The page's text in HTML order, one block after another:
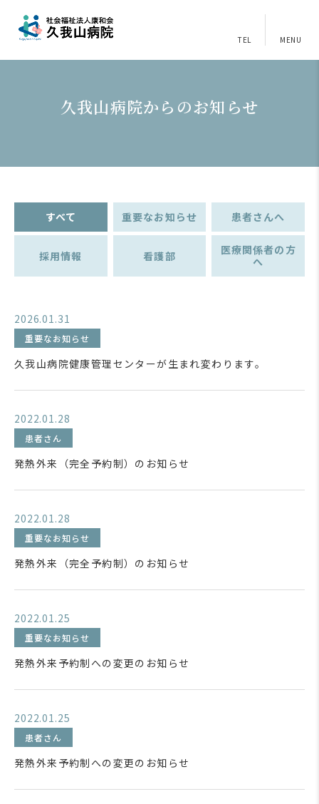
TEL MENU
久我山病院からのお知らせ
すべて 重要なお知らせ 患者さんへ
採用情報 看護部
医療関係者の方
へ
2026.01.31
重要なお知らせ
久我山病院健康管理センターが生まれ変わります。
2022.01.28
患者さん
発熱外来（完全予約制）のお知らせ
2022.01.28
重要なお知らせ
発熱外来（完全予約制）のお知らせ
2022.01.25
重要なお知らせ
発熱外来予約制への変更のお知らせ
2022.01.25
患者さん
発熱外来予約制への変更のお知らせ